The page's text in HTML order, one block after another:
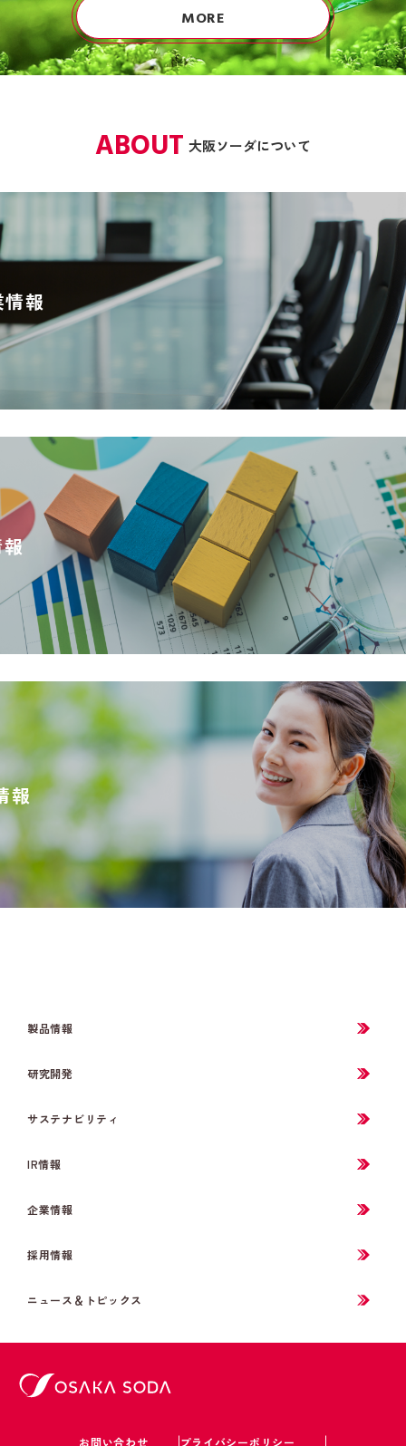
MORE
大阪ソーダについて
ABOUT
報
報
製品情報
研究開発
サステナビリティ
IR情報
企業情報
採用情報
ニュース＆トピックス
お問い合わせ
プライバシーポリシー